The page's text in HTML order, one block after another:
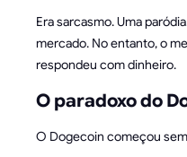
Era sarcasmo. Uma
mercado. No entanto, o
respondeu com dinheiro.
O paradoxo do
O Dogecoin começou